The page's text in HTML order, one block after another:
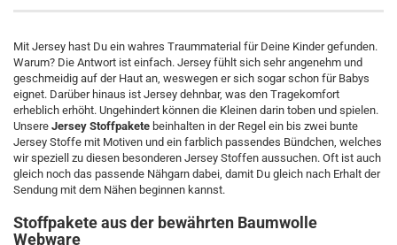
Mit Jersey hast Du ein wahres Traummaterial für Deine Kinder gefunden.
Warum? Die Antwort ist einfach. Jersey fühlt sich sehr angenehm und
geschmeidig auf der Haut an, weswegen er sich sogar schon für Babys
eignet. Darüber hinaus ist Jersey dehnbar, was den Tragekomfort
erheblich erhöht. Ungehindert können die Kleinen darin toben und spielen.
Unsere Jersey Stoffpakete beinhalten in der Regel ein bis zwei bunte
Jersey Stoffe mit Motiven und ein farblich passendes Bündchen, welches
wir speziell zu diesen besonderen Jersey Stoffen aussuchen. Oft ist auch
gleich noch das passende Nähgarn dabei, damit Du gleich nach Erhalt der
Sendung mit dem Nähen beginnen kannst.
Stoffpakete aus der bewährten Baumwolle
Webware